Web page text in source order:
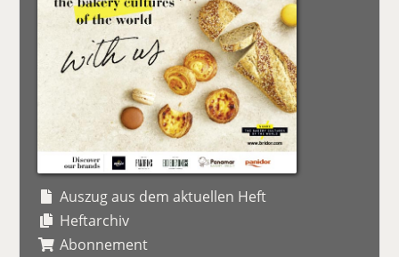
Auszug aus dem aktuellen Heft
Heftarchiv
Abonnement